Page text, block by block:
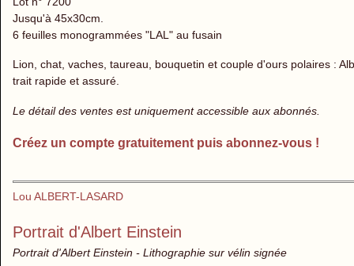
Jusqu'à 45x30cm.
6 feuilles monogrammées "LAL" au fusain
Lion, chat, vaches, taureau, bouquetin et couple d'ours polaires :
trait rapide et assuré.
Le détail des ventes est uniquement accessible aux abonnés.
Créez un compte gratuitement puis abonnez-vous !
Lou ALBERT-LASARD
Portrait d'Albert Einstein
Portrait d'Albert Einstein - Lithographie sur vélin signée